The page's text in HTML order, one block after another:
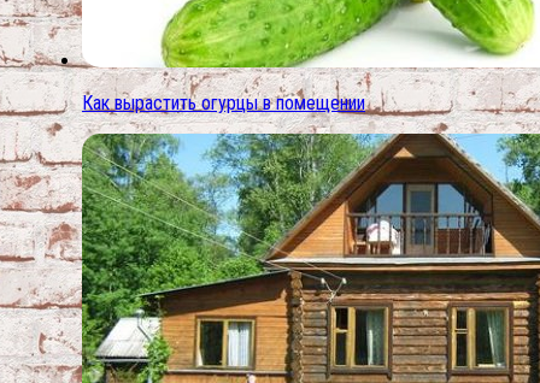
Как вырастить огурцы в помещении